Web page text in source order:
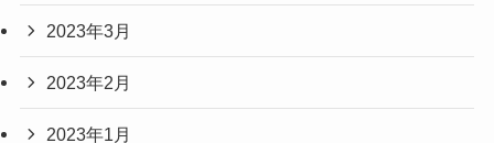
2023年3月
2023年2月
2023年1月